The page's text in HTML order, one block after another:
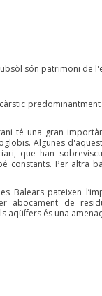
són patrimoni de
té una gran
Algunes
que han
constants. Per altra
Balears pateixen
abocament de
aqüífers és una